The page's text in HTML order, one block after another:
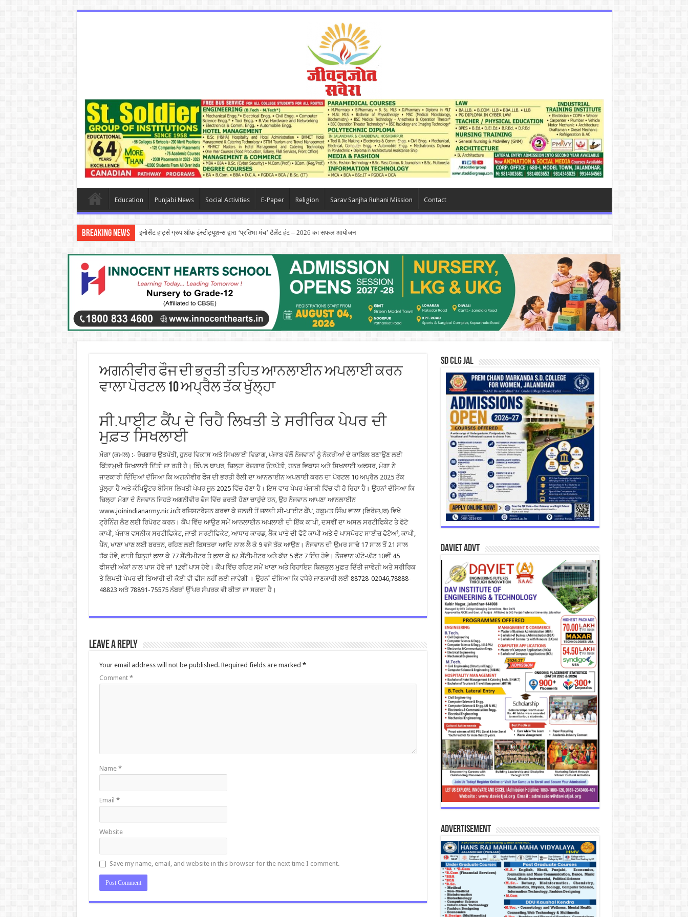
Education Punjabi News Social Activities E-Paper Religion Sarav Sanjha Ruhani Mission Contact
Breaking News इनोसेंट हार्ट्स ग्रुप ऑफ़ इंस्टीट्यूशन्स द्वारा ‘प्रतिभा मंच’ टैलेंट हंट – 2026 का सफल आयोजन
सीटी ग्रुप ने पांच दिवसीय आरंभ 2026 कार्येक्रम का भव्य समापन किया
ਅਗਨੀਵੀਰ ਫੌਜ ਦੀ ਭਰਤੀ ਤਹਿਤ ਆਨਲਾਈਨ ਅਪਲਾਈ ਕਰਨ
ਵਾਲਾ ਪੋਰਟਲ 10 ਅਪ੍ਰੈਲ ਤੱਕ ਖੁੱਲ੍ਹਾ
ਸੀ.ਪਾਈਟ ਕੈਂਪ ਦੇ ਰਿਹੈ ਲਿਖਤੀ ਤੇ ਸਰੀਰਿਕ ਪੇਪਰ ਦੀ
ਮੁਫ਼ਤ ਸਿਖਲਾਈ
ਮੋਗਾ (ਕਮਲ) :- ਰੋਜ਼ਗਾਰ ਉਤਪੱਤੀ, ਹੁਨਰ ਵਿਕਾਸ ਅਤੇ ਸਿਖਲਾਈ ਵਿਭਾਗ, ਪੰਜਾਬ ਵੱਲੋਂ ਨੌਜਵਾਨਾਂ ਨੂੰ ਨੌਕਰੀਆਂ ਦੇ ਕਾਬਿਲ ਬਣਾਉਣ ਲਈ
ਕਿੱਤਾਮੁਖੀ ਸਿਖਲਾਈ ਦਿੱਤੀ ਜਾ ਰਹੀ ਹੈ। ਡਿੰਪਲ ਥਾਪਰ, ਜ਼ਿਲ੍ਹਾ ਰੋਜ਼ਗਾਰ ਉਤਪੱਤੀ, ਹੁਨਰ ਵਿਕਾਸ ਅਤੇ ਸਿਖਲਾਈ ਅਫਸਰ, ਮੋਗਾ ਨੇ
ਜਾਣਕਾਰੀ ਦਿੰਦਿਆਂ ਦੱਸਿਆ ਕਿ ਅਗਨੀਵੀਰ ਫੌਜ ਦੀ ਭਰਤੀ ਰੈਲੀ ਦਾ ਆਨਲਾਈਨ ਅਪਲਾਈ ਕਰਨ ਦਾ ਪੋਰਟਲ 10 ਅਪ੍ਰੈਲ 2025 ਤੱਕ
ਖੁੱਲ੍ਹਾ ਹੈ ਅਤੇ ਕੰਪਿਊਟਰ ਬੇਸਿਸ ਲਿਖਤੀ ਪੇਪਰ ਜੂਨ 2025 ਵਿੱਚ ਹੋਣਾ ਹੈ। ਇਸ ਵਾਰ ਪੇਪਰ ਪੰਜਾਬੀ ਵਿੱਚ ਵੀ ਹੋ ਰਿਹਾ ਹੈ। ਉਹਨਾਂ ਦੱਸਿਆ ਕਿ
ਜ਼ਿਲ੍ਹਾ ਮੋਗਾ ਦੇ ਨੌਜਵਾਨ ਜਿਹੜੇ ਅਗਨੀਵੀਰ ਫੌਜ ਵਿੱਚ ਭਰਤੀ ਹੋਣਾ ਚਾਹੁੰਦੇ ਹਨ, ਉਹ ਨੌਜਵਾਨ ਆਪਣਾ ਆਨਲਾਈਨ
www.joinindianarmy.nic.inਤੇ ਰਜਿਸਟਰੇਸ਼ਨ ਕਰਵਾ ਕੇ ਜਲਦੀ ਤੋਂ ਜਲਦੀ ਸੀ-ਪਾਈਟ ਕੈਂਪ, ਹਕੂਮਤ ਸਿੰਘ ਵਾਲਾ (ਫਿਰੋਜ਼ਪੁਰ) ਵਿਖੇ
ਟ੍ਰੇਨਿੰਗ ਲੈਣ ਲਈ ਰਿਪੋਰਟ ਕਰਨ। ਕੈਂਪ ਵਿੱਚ ਆਉਣ ਸਮੇਂ ਆਨਲਾਈਨ ਅਪਲਾਈ ਦੀ ਇੱਕ ਕਾਪੀ, ਦਸਵੀਂ ਦਾ ਅਸਲ ਸਰਟੀਫਿਕੇਟ ਤੇ ਫੋਟੋ
ਕਾਪੀ, ਪੰਜਾਬ ਵਸਨੀਕ ਸਰਟੀਫਿਕੇਟ, ਜਾਤੀ ਸਰਟੀਫਿਕੇਟ, ਆਧਾਰ ਕਾਰਡ, ਬੈਂਕ ਖਾਤੇ ਦੀ ਫੋਟੋ ਕਾਪੀ ਅਤੇ ਦੋ ਪਾਸਪੋਰਟ ਸਾਈਜ਼ ਫੋਟੋਆਂ, ਕਾਪੀ,
ਪੈੱਨ, ਖਾਣਾ ਖਾਣ ਲਈ ਬਰਤਨ, ਰਹਿਣ ਲਈ ਬਿਸਤਰਾ ਆਦਿ ਨਾਲ ਲੈ ਕੇ 9 ਵਜੇ ਤੱਕ ਆਉਣ। ਨੌਜਵਾਨ ਦੀ ਉਮਰ ਸਾਢੇ 17 ਸਾਲ ਤੋਂ 21 ਸਾਲ
ਤੱਕ ਹੋਵੇ, ਛਾਤੀ ਬਿਨ੍ਹਾਂ ਫੁਲਾ ਕੇ 77 ਸੈਂਟੀਮੀਟਰ ਤੇ ਫੁਲਾ ਕੇ 82 ਸੈਂਟੀਮੀਟਰ ਅਤੇ ਕੱਦ 5 ਫੁੱਟ 7 ਇੰਚ ਹੋਵੇ। ਨੌਜਵਾਨ ਘੱਟੋ-ਘੱਟ 10ਵੀਂ 45
ਫੀਸਦੀ ਅੰਕਾਂ ਨਾਲ ਪਾਸ ਹੋਵੇ ਜਾਂ 12ਵੀਂ ਪਾਸ ਹੋਵੇ। ਕੈਂਪ ਵਿੱਚ ਰਹਿਣ ਸਮੇਂ ਖਾਣਾ ਅਤੇ ਰਿਹਾਇਸ਼ ਬਿਲਕੁਲ ਮੁਫ਼ਤ ਦਿੱਤੀ ਜਾਵੇਗੀ ਅਤੇ ਸਰੀਰਿਕ
ਤੇ ਲਿਖਤੀ ਪੇਪਰ ਦੀ ਤਿਆਰੀ ਦੀ ਕੋਈ ਵੀ ਫੀਸ ਨਹੀਂ ਲਈ ਜਾਵੇਗੀ । ਉਹਨਾਂ ਦੱਸਿਆ ਕਿ ਵਧੇਰੇ ਜਾਣਕਾਰੀ ਲਈ 88728-02046,78888-
48823 ਅਤੇ 78891-75575 ਨੰਬਰਾਂ ਉੱਪਰ ਸੰਪਰਕ ਵੀ ਕੀਤਾ ਜਾ ਸਕਦਾ ਹੈ।
Leave a Reply
Your email address will not be published. Required fields are marked *
Comment *
Name *
Email *
Website
Save my name, email, and website in this browser for the next time I comment.
SD CLG JAL
DAVIET Advt
Advertisement